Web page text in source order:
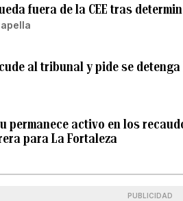
fuera de la CEE tras
al tribunal y pide se
permanece activo en los
para La Fortaleza
PUBLICIDAD